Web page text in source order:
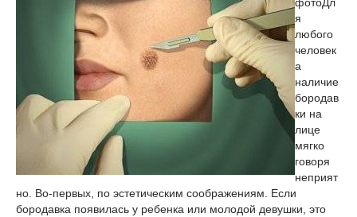
я
любого
человек
а
наличие
бородав
ки на
лице
мягко
говоря
неприят
но. Во-первых, по эстетическим соображениям. Если
бородавка появилась у ребенка или молодой девушки, это